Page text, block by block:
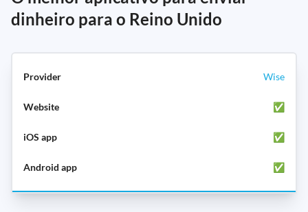
dinheiro para o Reino Unido
Wise
✅
✅
✅